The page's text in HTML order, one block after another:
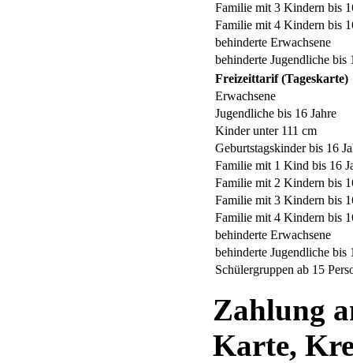
Familie mit 3 Kindern bis
Familie mit 4 Kindern bis
behinderte Erwachsene
behinderte Jugendliche bis
Freizeittarif (Tageskarte)
Erwachsene
Jugendliche bis 16 Jahre
Kinder unter 111 cm
Geburtstagskinder bis 16
Familie mit 1 Kind bis 16
Familie mit 2 Kindern bis
Familie mit 3 Kindern bis
Familie mit 4 Kindern bis
behinderte Erwachsene
behinderte Jugendliche bis
Schülergruppen ab 15
Zahlung
Karte,